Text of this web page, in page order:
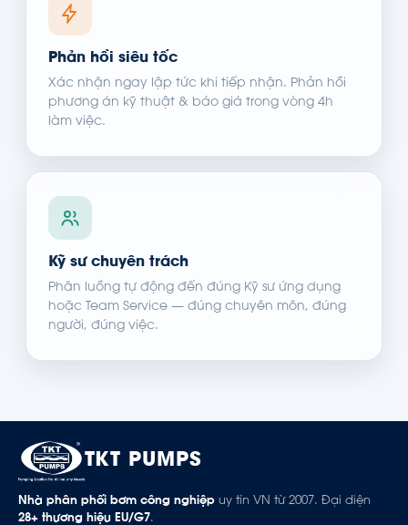
Phản hồi siêu tốc
Xác nhận ngay lập tức khi tiếp nhận. Phản hồi
phương án kỹ thuật & báo giá trong vòng 4h
làm việc.
Kỹ sư chuyên trách
Phân luồng tự động đến đúng Kỹ sư ứng dụng
hoặc Team Service — đúng chuyên môn, đúng
người, đúng việc.
TKT PUMPS
Nhà phân phối bơm công nghiệp uy tín VN từ 2007. Đại diện
28+ thương hiệu EU/G7.